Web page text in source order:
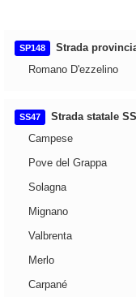
SP148
Strada
Romano D'ezzelino
SS47
Strada statale
Campese
Pove del Grappa
Solagna
Mignano
Valbrenta
Merlo
Carpané